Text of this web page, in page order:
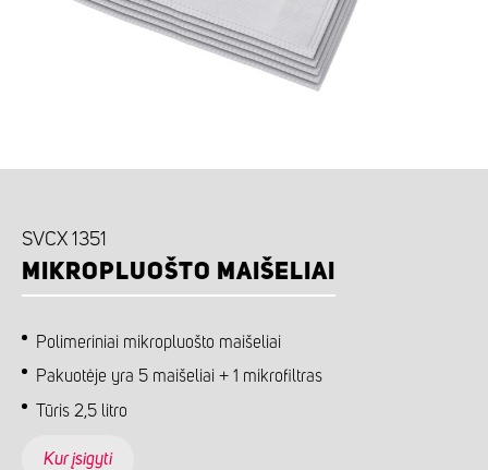
SVCX 1351
MIKROPLUOŠTO MAIŠELIAI
Polimeriniai mikropluošto maišeliai
Pakuotėje yra 5 maišeliai + 1 mikrofiltras
Tūris 2,5 litro
Kur įsigyti